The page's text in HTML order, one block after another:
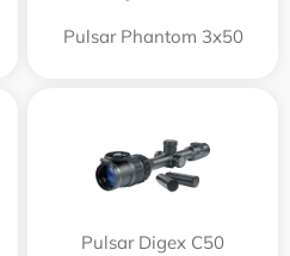
Pulsar Phantom 3x50
Pulsar Digex C50